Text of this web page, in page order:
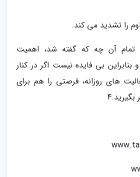
را تشدید می ­کند.
تمام آن چه که گفته شد، اهمیت
بی فایده نیست اگر در کنار
های روزانه، فرصتی را هم برای